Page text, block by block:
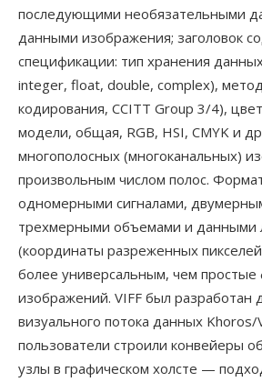
последующими необязательными
данными изображения; заголовок
спецификации: тип хранения
integer, float, double, complex),
кодирования, CCITT Group 3/4),
модели, общая, RGB, HSI, CMYK и
многополосных (многоканальных)
произвольным числом полос.
одномерными сигналами,
трехмерными объемами и данными
(координаты разреженных
более универсальным, чем
изображений. VIFF был разработан
визуального потока данных Khoros/
пользователи строили конвейеры
узлы в графическом холсте —